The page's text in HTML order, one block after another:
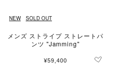
NEW SOLD OUT
メンズ ストライプ ストレートパ
ンツ "Jamming"
¥59,400